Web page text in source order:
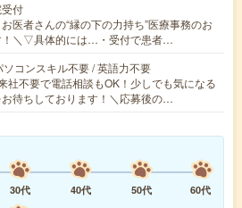
付
医者さんの“縁の下の力持ち”医療事務のお
！＼▽具体的には…・受付で患者…
ソコンスキル不要 / 英語力不要
社不要で電話相談もOK！少しでも気になる
待ちしております！＼応募後の…
30代 40代 50代 60代